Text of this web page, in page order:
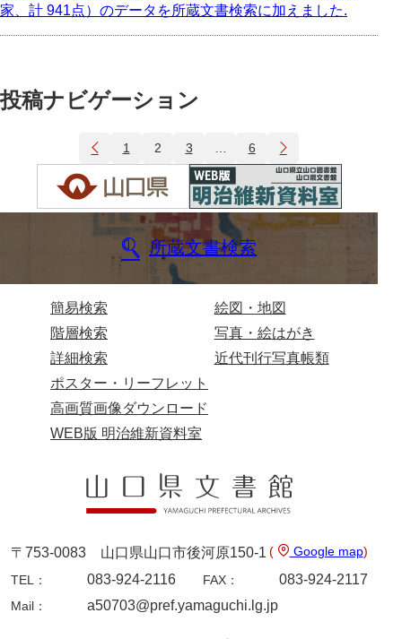
家、計 941点）のデータを所蔵文書検索に加えました.
投稿ナビゲーション
1 2 3 6
所蔵文書検索
簡易検索
階層検索
詳細検索
絵図・地図
写真・絵はがき
近代刊行写真帳類
ポスター・リーフレット
高画質画像ダウンロード
WEB版 明治維新資料室
〒753-0083 山口県山口市後河原150-1 ( Google map)
TEL：
083-924-2116 FAX： 083-924-2117
Mail： a50703@pref.yamaguchi.lg.jp